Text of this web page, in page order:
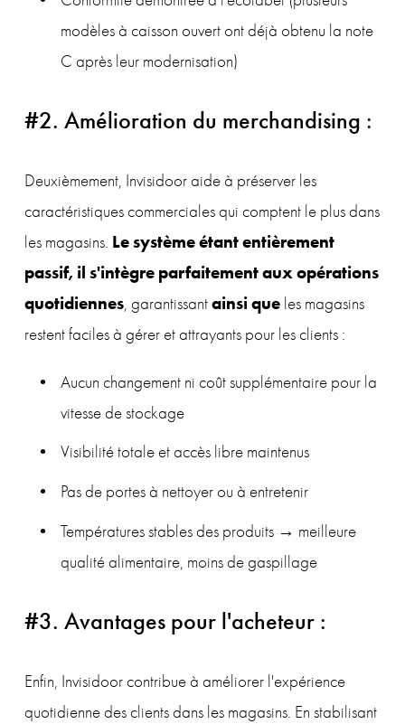
modèles à caisson ouvert ont déjà obtenu la note
C après leur modernisation)
#2. Amélioration du merchandising :
Deuxièmement, Invisidoor aide à préserver les
caractéristiques commerciales qui comptent le plus dans
les magasins. Le système étant entièrement
passif, il s'intègre parfaitement aux opérations
quotidiennes, garantissant ainsi que les magasins
restent faciles à gérer et attrayants pour les clients :
Aucun changement ni coût supplémentaire pour la
vitesse de stockage
Visibilité totale et accès libre maintenus
Pas de portes à nettoyer ou à entretenir
Températures stables des produits → meilleure
qualité alimentaire, moins de gaspillage
#3. Avantages pour l'acheteur :
Enfin, Invisidoor contribue à améliorer l'expérience
quotidienne des clients dans les magasins. En stabilisant